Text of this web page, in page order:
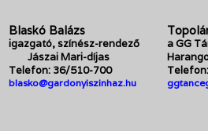
Blaskó Balázs
igazgató, színész-rendező
Jászai Mari-díjas
Telefon: 36/510-700
blasko@gardonyiszinhaz.hu
a GG